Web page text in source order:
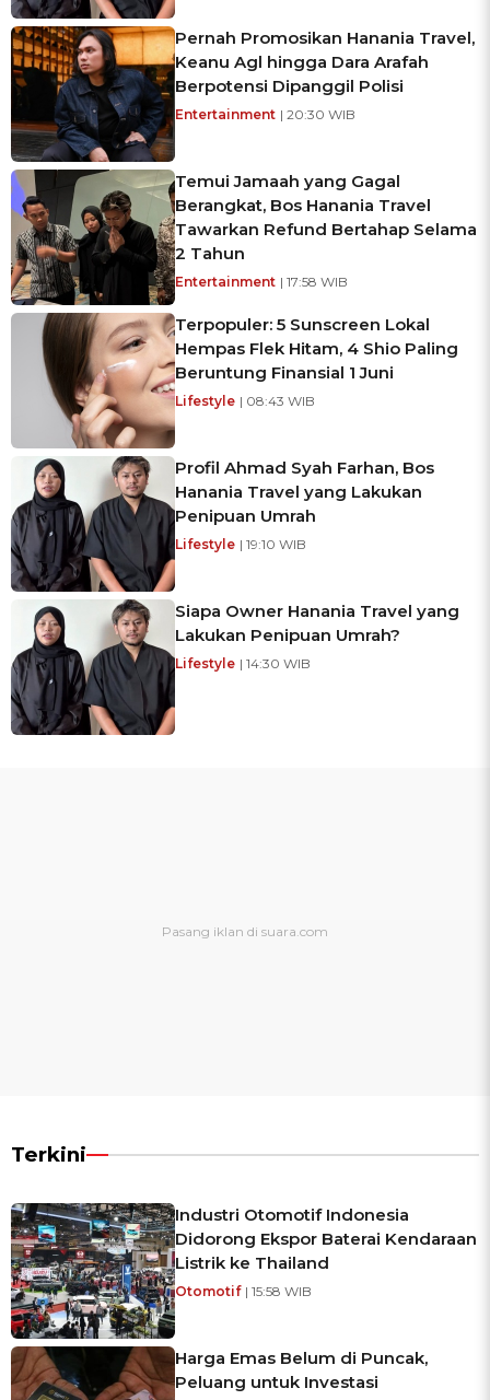
Pernah Promosikan Hanania Travel,
Keanu Agl hingga Dara Arafah
Berpotensi Dipanggil Polisi
Entertainment | 20:30 WIB
Temui Jamaah yang Gagal
Berangkat, Bos Hanania Travel
Tawarkan Refund Bertahap Selama
2 Tahun
Entertainment | 17:58 WIB
Terpopuler: 5 Sunscreen Lokal
Hempas Flek Hitam, 4 Shio Paling
Beruntung Finansial 1 Juni
Lifestyle | 08:43 WIB
Profil Ahmad Syah Farhan, Bos
Hanania Travel yang Lakukan
Penipuan Umrah
Lifestyle | 19:10 WIB
Siapa Owner Hanania Travel yang
Lakukan Penipuan Umrah?
Lifestyle | 14:30 WIB
Terkini
Industri Otomotif Indonesia
Didorong Ekspor Baterai Kendaraan
Listrik ke Thailand
Otomotif | 15:58 WIB
Harga Emas Belum di Puncak,
Peluang untuk Investasi